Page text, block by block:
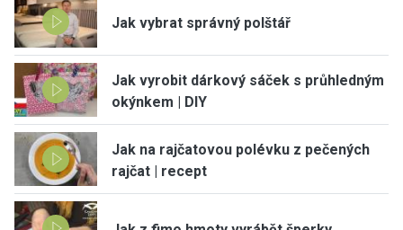
Jak vybrat správný polštář
Jak vyrobit dárkový sáček s průhledným
okýnkem | DIY
Jak na rajčatovou polévku z pečených
rajčat | recept